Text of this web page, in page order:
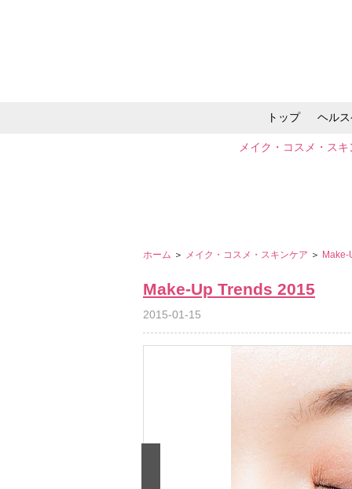
トップ ヘル
メイク・コスメ・ス
ホーム ＞ メイク・コスメ・スキンケア ＞
Make-Up Trends 2015
2015-01-15